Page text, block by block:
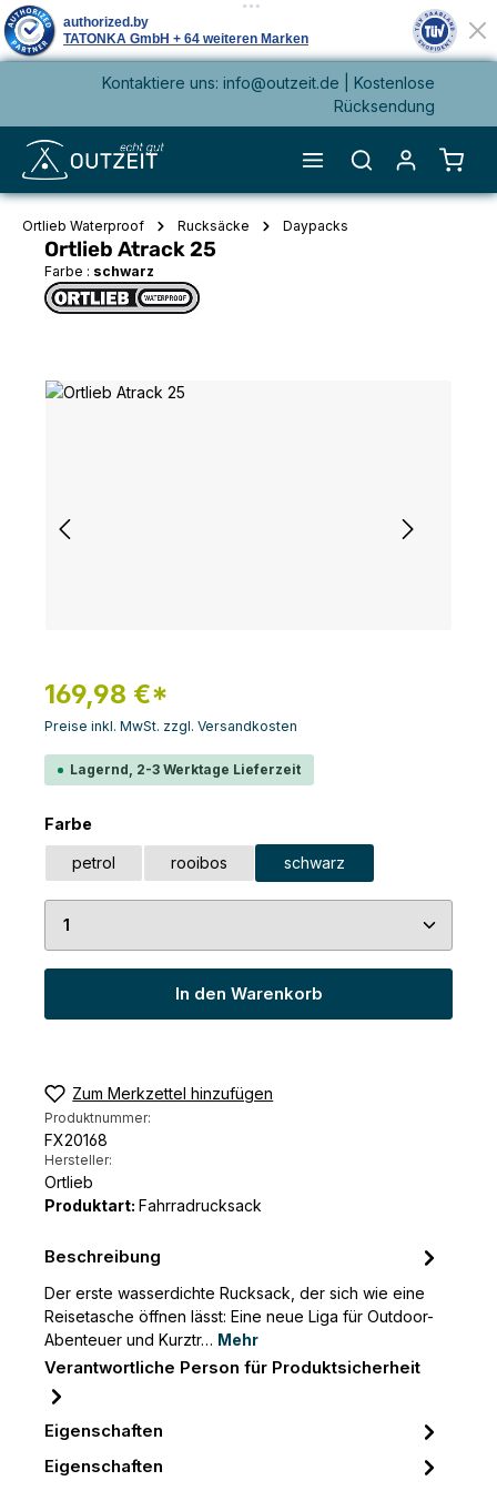
springenKontaktiere uns: info@outzeit.de | Kostenlose
Rücksendung
Ortlieb Waterproof Rucksäcke Daypacks
Ortlieb Atrack 25
Farbe : schwarz
Bildergalerie überspringen
169,98 €*
Preise inkl. MwSt. zzgl. Versandkosten
Lagernd, 2-3 Werktage Lieferzeit
Farbeauswählen
petrol rooibos schwarz
Produkt Anzahl: Gib den gewünschten Wert
In den Warenkorb
Zum Merkzettel hinzufügen
Produktnummer:
FX20168
Hersteller:
Ortlieb
Produktart: Fahrradrucksack
Beschreibung
Der erste wasserdichte Rucksack, der sich wie eine
Reisetasche öffnen lässt: Eine neue Liga für Outdoor-
Abenteuer und Kurztr… Mehr
Verantwortliche Person für Produktsicherheit
Eigenschaften
Eigenschaften